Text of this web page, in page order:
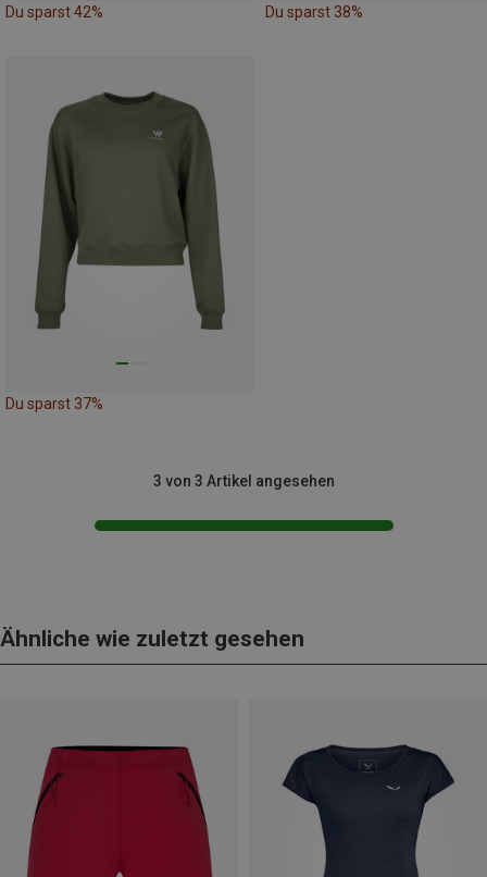
Du sparst 42% Du sparst 38%
Du sparst 37%
3 von 3 Artikel angesehen
Ähnliche wie zuletzt gesehen